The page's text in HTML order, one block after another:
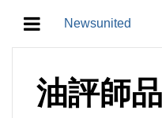
Newsunited
教育/五育/五創
油評師